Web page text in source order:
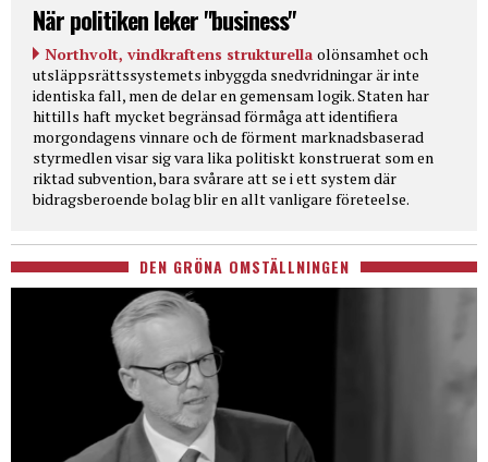
När politiken leker "business"
Northvolt, vindkraftens strukturella olönsamhet och
utsläppsrättssystemets inbyggda snedvridningar är inte
identiska fall, men de delar en gemensam logik. Staten har
hittills haft mycket begränsad förmåga att identifiera
morgondagens vinnare och de förment marknadsbaserad
styrmedlen visar sig vara lika politiskt konstruerat som en
riktad subvention, bara svårare att se i ett system där
bidragsberoende bolag blir en allt vanligare företeelse.
DEN GRÖNA OMSTÄLLNINGEN